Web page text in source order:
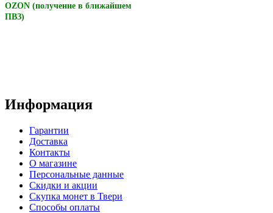
OZON (получение в ближайшем
ПВЗ)
Информация
Гарантии
Доставка
Контакты
О магазине
Персональные данные
Скидки и акции
Скупка монет в Твери
Способы оплаты